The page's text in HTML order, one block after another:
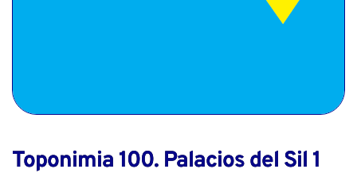
Toponimia 100. Palacios del Sil 1